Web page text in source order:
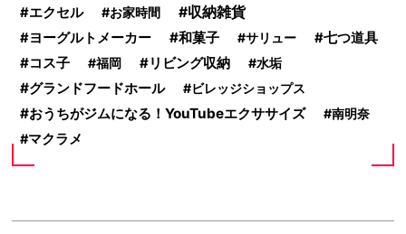
エクセル お家時間 収納雑貨
ヨーグルトメーカー 和菓子 サリュー 七つ道具
コス子 福岡 リビング収納 水垢
グランドフードホール ビレッジショップス
おうちがジムになる！YouTubeエクササイズ 南明奈
マクラメ